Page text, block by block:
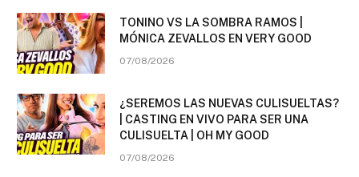
TONINO VS LA SOMBRA RAMOS |
MÓNICA ZEVALLOS EN VERY GOOD
07/08/2026
¿SEREMOS LAS NUEVAS CULISUELTAS?
| CASTING EN VIVO PARA SER UNA
CULISUELTA | OH MY GOOD
07/08/2026